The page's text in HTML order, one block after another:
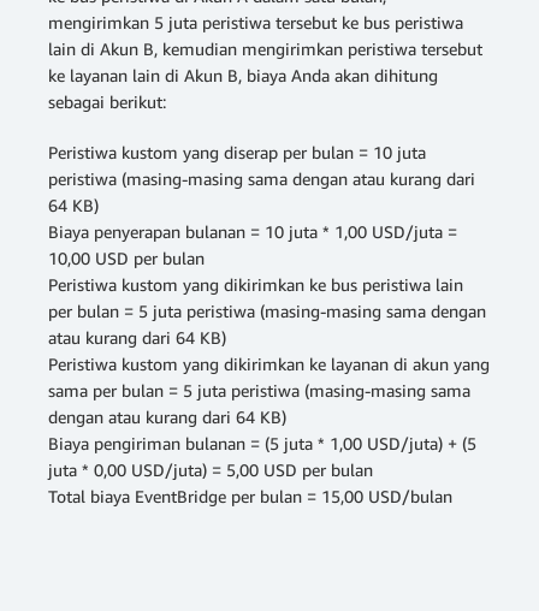
mengirimkan 5 juta peristiwa tersebut ke bus peristiwa
lain di Akun B, kemudian mengirimkan peristiwa tersebut
ke layanan lain di Akun B, biaya Anda akan dihitung
sebagai berikut:
Peristiwa kustom yang diserap per bulan = 10 juta
peristiwa (masing-masing sama dengan atau kurang dari
64 KB)
Biaya penyerapan bulanan = 10 juta * 1,00 USD/juta =
10,00 USD per bulan
Peristiwa kustom yang dikirimkan ke bus peristiwa lain
per bulan = 5 juta peristiwa (masing-masing sama dengan
atau kurang dari 64 KB)
Peristiwa kustom yang dikirimkan ke layanan di akun yang
sama per bulan = 5 juta peristiwa (masing-masing sama
dengan atau kurang dari 64 KB)
Biaya pengiriman bulanan = (5 juta * 1,00 USD/juta) + (5
juta * 0,00 USD/juta) = 5,00 USD per bulan
Total biaya EventBridge per bulan = 15,00 USD/bulan